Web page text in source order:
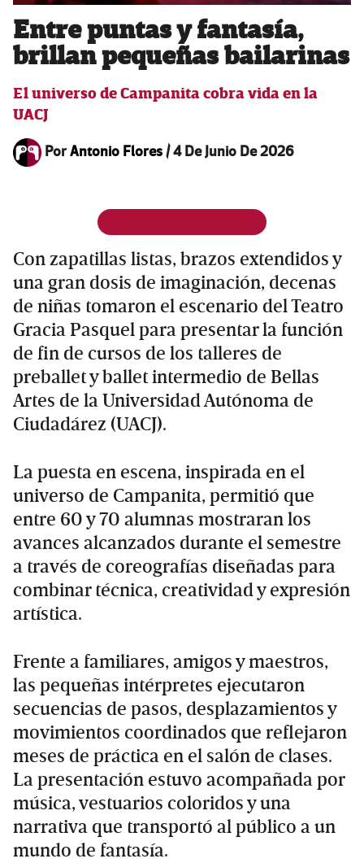
Entre puntas y fantasía,
brillan pequeñas bailarinas
El universo de Campanita cobra vida en la
UACJ
PorAntonio Flores/4 De Junio De 2026
Con zapatillas listas, brazos extendidos y
una gran dosis de imaginación, decenas
de niñas tomaron el escenario del Teatro
Gracia Pasquel para presentar la función
de fin de cursos de los talleres de
preballet y ballet intermedio de Bellas
Artes de la Universidad Autónoma de
Ciudadárez (UACJ).
La puesta en escena, inspirada en el
universo de Campanita, permitió que
entre 60 y 70 alumnas mostraran los
avances alcanzados durante el semestre
a través de coreografías diseñadas para
combinar técnica, creatividad y expresión
artística.
Frente a familiares, amigos y maestros,
las pequeñas intérpretes ejecutaron
secuencias de pasos, desplazamientos y
movimientos coordinados que reflejaron
meses de práctica en el salón de clases.
La presentación estuvo acompañada por
música, vestuarios coloridos y una
narrativa que transportó al público a un
mundo de fantasía.